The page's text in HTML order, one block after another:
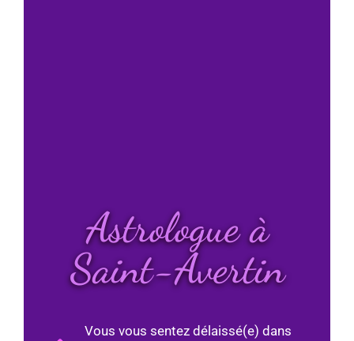
Astrologue à
Saint-Avertin
Vous vous sentez délaissé(e) dans